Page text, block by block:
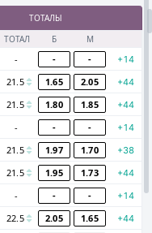
ТОТАЛЫ
ТОТАЛ Б М
- - - +14
21.5 1.65 2.05 +44
21.5 1.80 1.85 +44
- - - +14
21.5 1.97 1.70 +38
21.5 1.95 1.73 +44
- - - +14
22.5 2.05 1.65 +44